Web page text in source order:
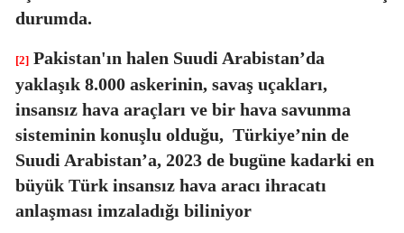
durumda.
[2] Pakistan'ın halen Suudi Arabistan’da
yaklaşık 8.000 askerinin, savaş uçakları,
insansız hava araçları ve bir hava savunma
sisteminin konuşlu olduğu, Türkiye’nin de
Suudi Arabistan’a, 2023 de bugüne kadarki en
büyük Türk insansız hava aracı ihracatı
anlaşması imzaladığı biliniyor